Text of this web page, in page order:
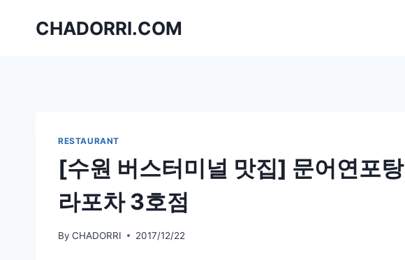
CHADORRI.COM
RESTAURANT
[수원 버스터미널 맛집] 문어연포
라포차 3호점
By CHADORRI 2017/12/22